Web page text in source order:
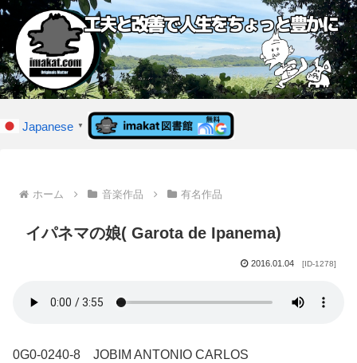
Japanese ▼
ホーム 音楽作品 有名作品
イパネマの娘( Garota de Ipanema)
2016.01.04 [ID-1278]
0G0-0240-8 JOBIM ANTONIO CARLOS